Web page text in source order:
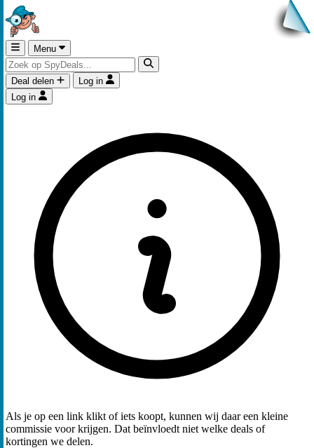
Menu
Deal delen
Log in
Log in
Als je op een link klikt of iets koopt, kunnen wij daar een kleine
commissie voor krijgen. Dat beïnvloedt niet welke deals of
kortingen we delen.